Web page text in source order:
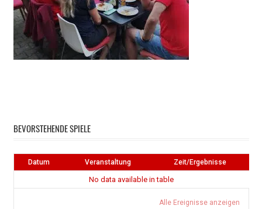
BEVORSTEHENDE SPIELE
Datum Veranstaltung Zeit/Ergebnisse
No data available in table
Alle Ereignisse anzeigen